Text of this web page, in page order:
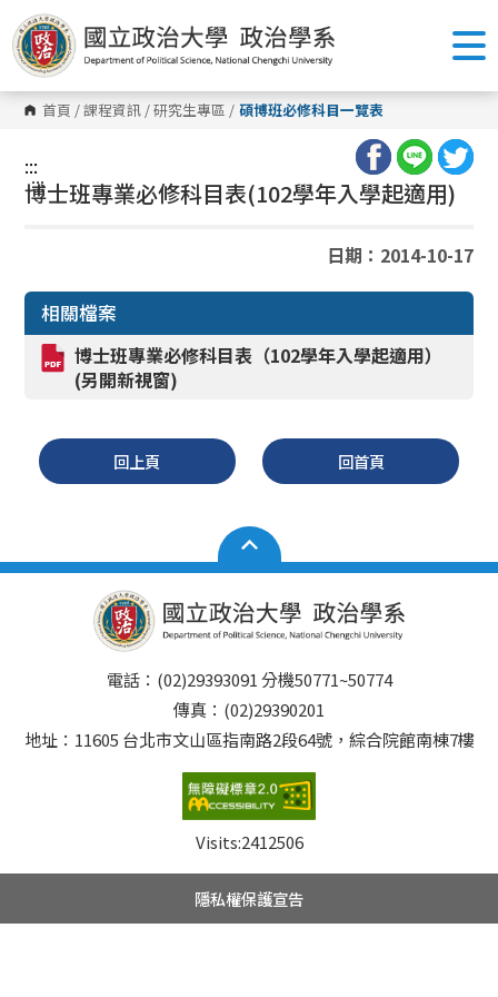
跳
到
主
要
內
容
區 首頁 /課程資訊 /研究生專區 / 碩博班必修科目一覽表
:::
:::
博士班專業必修科目表(102學年入學起適用)
日期：2014-10-17
相關檔案
博士班專業必修科目表（102學年入學起適用）
(另開新視窗)
回上頁 回首頁
電話：(02)29393091 分機50771~50774
傳真：(02)29390201
地址：11605 台北市文山區指南路2段64號，綜合院館南棟7樓
Visits:2412506
隱私權保護宣告